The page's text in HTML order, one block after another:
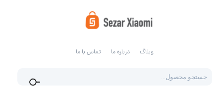
وبلاگ درباره ما تماس با ما
search